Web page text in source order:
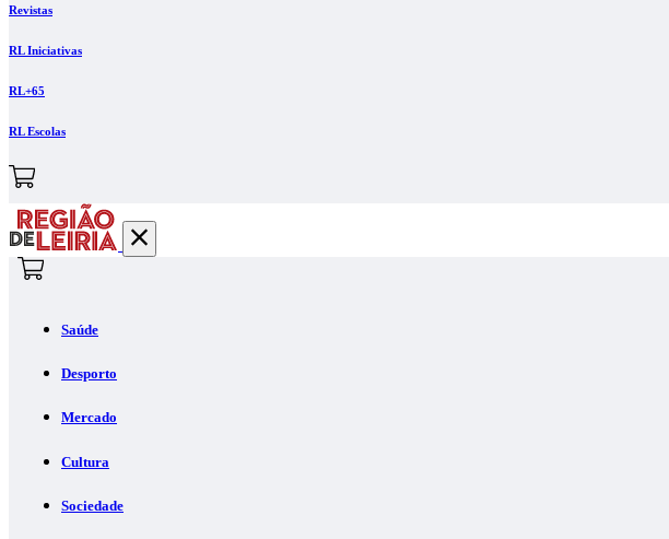
Revistas
RL Iniciativas
RL+65
RL Escolas
Saúde
Desporto
Mercado
Cultura
Sociedade